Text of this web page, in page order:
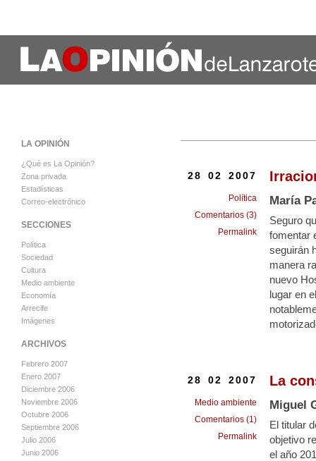
María
Seguro
fomentar
seguirán
manera
nuevo
lugar en
28 02 2007
Política
Comentarios (3)
Permalink
La
Miguel
El titular
objetivo
el año
28 02 2007
Medio ambiente
Comentarios (1)
Permalink
LA OPINIÓN
¿Qué es La Opinión?
Zona privada
Estadísticas
Correo-electrónico
SECCIONES
Política
Sociedad
Cultura
Medio ambiente
Economía
Arrecife
Imágenes
ARCHIVOS
Febrero 2007
Enero 2007
Diciembre 2006
Noviembre 2006
Octubre 2006
Septiembre 2006
Julio 2006
Junio 2006